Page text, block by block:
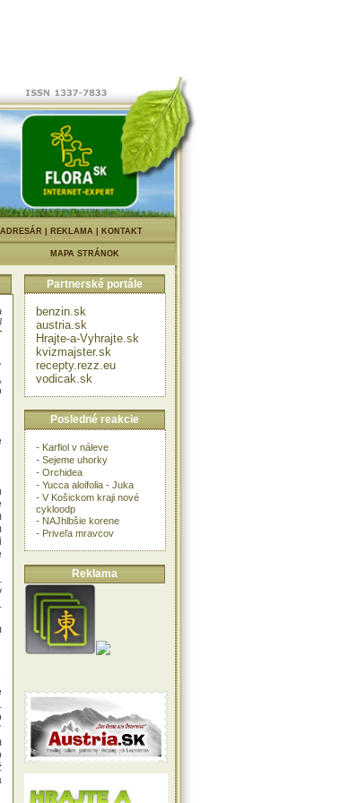
ADRESÁR REKLAMA KONTAKT
MAPA STRÁNOK
Partnerské portále
benzin.sk
austria.sk
Hrajte-a-Vyhrajte.sk
kvizmajster.sk
recepty.rezz.eu
vodicak.sk
Posledné reakcie
- Karfiol v náleve
- Sejeme uhorky
- Orchidea
- Yucca aloifolia - Juka
- V Košickom kraji nové
cykloodp
- NAJhlbšie korene
- Priveľa mravcov
Reklama